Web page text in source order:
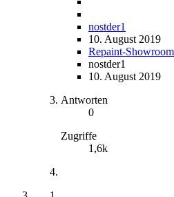
nostder1
10. August 2019
Repaint-Showroom
nostder1
10. August 2019
Antworten
0
Zugriffe
1,6k